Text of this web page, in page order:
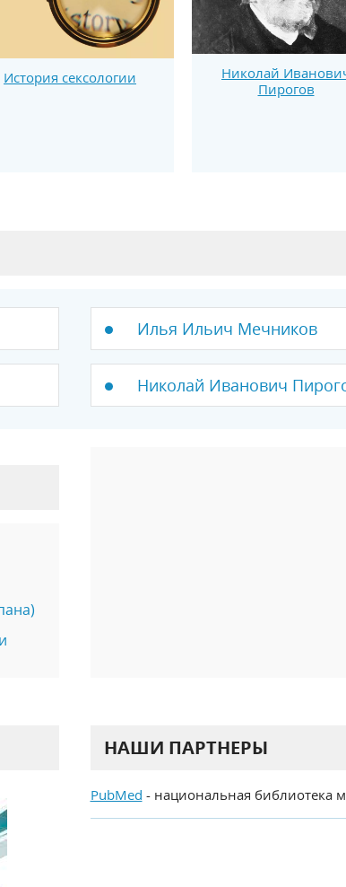
История сексологии
Николай
Пирогов
Илья Ильич Мечников
Николай Иванович
НАШИ ПАРТНЕРЫ
PubMed - национальная библиотека